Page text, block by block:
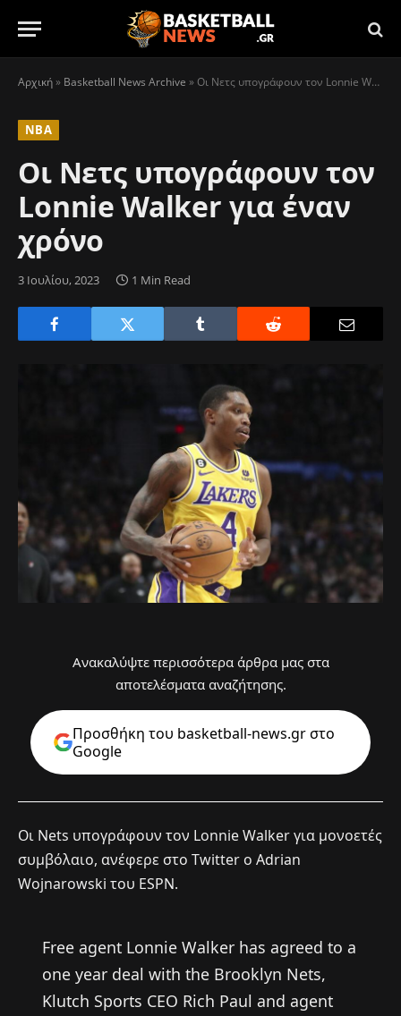
Αρχική» Basketball News Archive »Oι Νετς υπογράφουν τον Lonnie Walker για έναν χρόνο
NBA
Oι Νετς υπογράφουν τον
Lonnie Walker για έναν
χρόνο
3 Ιουλίου, 2023 1 Min Read
Ανακαλύψτε περισσότερα άρθρα μας στα
αποτελέσματα αναζήτησης.
Προσθήκη του basketball-news.gr στo
Google
Οι Nets υπογράφουν τον Lonnie Walker για μονοετές
συμβόλαιο, ανέφερε στο Twitter ο Adrian
Wojnarowski του ESPN.
Free agent Lonnie Walker has agreed to a
one year deal with the Brooklyn Nets,
Klutch Sports CEO Rich Paul and agent